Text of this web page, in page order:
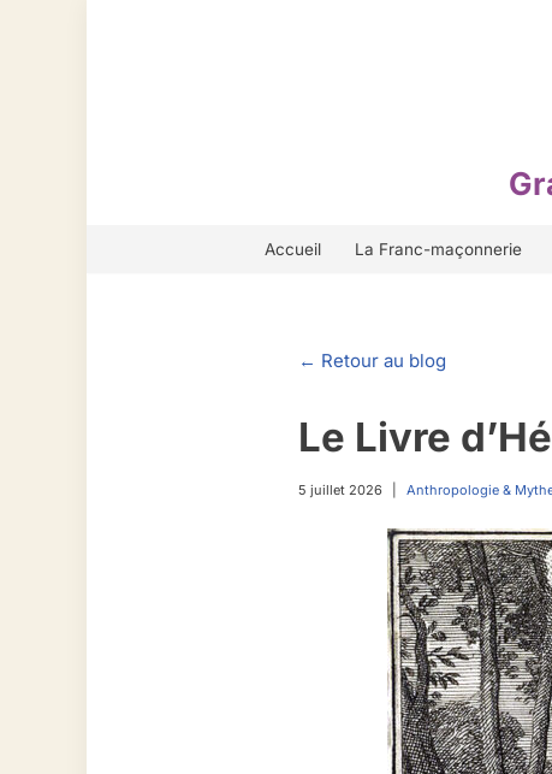
Accueil La Franc-maçonnerie
← Retour au blog
Le Livre
5 juillet 2026 Anthropologie &